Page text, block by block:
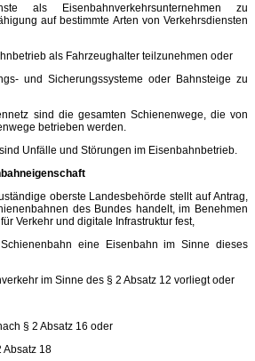
als Eisenbahnverkehrsunternehmen zu
auf bestimmte Arten von Verkehrsdiensten
als Fahrzeughalter teilzunehmen oder
und Sicherungssysteme oder Bahnsteige zu
sind die gesamten Schienenwege, die von
betrieben werden.
Unfälle und Störungen im Eisenbahnbetrieb.
oberste Landesbehörde stellt auf Antrag,
des Bundes handelt, im Benehmen
Verkehr und digitale Infrastruktur fest,
eine Eisenbahn im Sinne dieses
im Sinne des § 2 Absatz 12 vorliegt oder
§ 2 Absatz 16 oder
Absatz 18